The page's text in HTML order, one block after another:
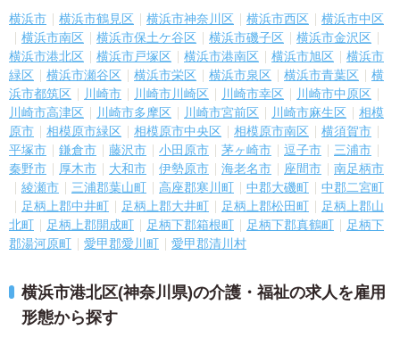
横浜市 横浜市鶴見区 横浜市神奈川区 横浜市西区
横浜市中区
横浜市南区
横浜市保土ケ谷区 横浜市磯子区
横浜市金沢区
横浜市港北区
横浜市戸塚区 横浜市港南区 横浜市旭区
横浜市
緑区
横浜市瀬谷区 横浜市栄区 横浜市泉区 横浜市青葉区
横
浜市都筑区
川崎市 川崎市川崎区 川崎市幸区
川崎市中原区
川崎市高津区
川崎市多摩区 川崎市宮前区 川崎市麻生区
相模
原市
相模原市緑区 相模原市中央区 相模原市南区
横須賀市
平塚市
鎌倉市 藤沢市 小田原市 茅ヶ崎市 逗子市
三浦市
秦野市
厚木市 大和市 伊勢原市 海老名市 座間市
南足柄市
綾瀬市
三浦郡葉山町 高座郡寒川町 中郡大磯町
中郡二宮町
足柄上郡中井町
足柄上郡大井町 足柄上郡松田町
足柄上郡山
北町
足柄上郡開成町 足柄下郡箱根町 足柄下郡真鶴町
足柄下
郡湯河原町
愛甲郡愛川町 愛甲郡清川村
横浜市港北区(神奈川県)の介護・福祉の求人を雇用
形態から探す